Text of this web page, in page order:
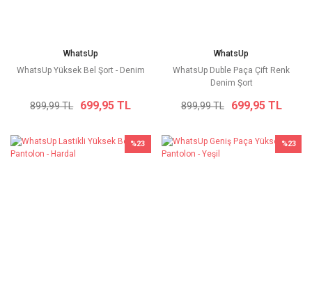
WhatsUp
WhatsUp Yüksek Bel Şort - Denim
899,99 TL 699,95 TL
WhatsUp
WhatsUp Duble Paça Çift Renk
Denim Şort
899,99 TL 699,95 TL
%23 %23